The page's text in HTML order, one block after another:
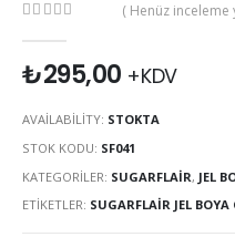
( Henüz inceleme
₺295,00 +KDV
AVAILABILITY: STOKTA
STOK KODU: SF041
KATEGORILER: SUGARFLAIR, JEL
ETIKETLER: SUGARFLAIR JEL